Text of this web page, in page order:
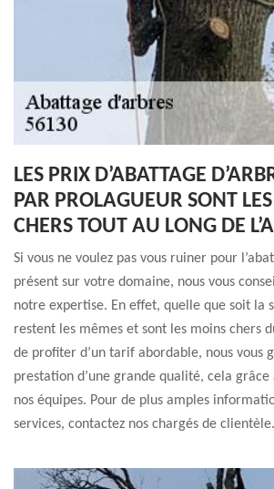
LES PRIX D’ABATTAGE
PAR PROLAGUEUR SONT
CHERS TOUT AU LONG DE
Si vous ne voulez pas vous ruiner pour
présent sur votre domaine, nous vous
notre expertise. En effet, quelle que soit la
restent les mêmes et sont les moins chers
de profiter d’un tarif abordable, nous vous
prestation d’une grande qualité, cela
nos équipes. Pour de plus amples
services, contactez nos chargés de clientèle.